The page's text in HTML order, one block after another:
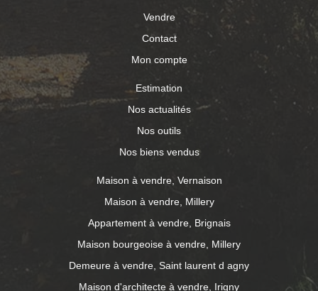
Vendre
Contact
Mon compte
Estimation
Nos actualités
Nos outils
Nos biens vendus
Maison à vendre, Vernaison
Maison à vendre, Millery
Appartement à vendre, Brignais
Maison bourgeoise à vendre, Millery
Demeure à vendre, Saint laurent d agny
Maison d'architecte à vendre, Irigny